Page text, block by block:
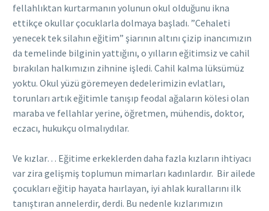
fellahlıktan kurtarmanın yolunun okul olduğunu ikna
ettikçe okullar çocuklarla dolmaya başladı. ”Cehaleti
yenecek tek silahın eğitim” şiarının altını çizip inancımızın
da temelinde bilginin yattığını, o yılların eğitimsiz ve cahil
bırakılan halkımızın zihnine işledi. Cahil kalma lüksümüz
yoktu. Okul yüzü göremeyen dedelerimizin evlatları,
torunları artık eğitimle tanışıp feodal ağaların kölesi olan
maraba ve fellahlar yerine, öğretmen, mühendis, doktor,
eczacı, hukukçu olmalıydılar.
Ve kızlar… Eğitime erkeklerden daha fazla kızların ihtiyacı
var zira gelişmiş toplumun mimarları kadınlardır. Bir ailede
çocukları eğitip hayata haırlayan, iyi ahlak kurallarını ilk
tanıştıran annelerdir, derdi. Bu nedenle kızlarımızın